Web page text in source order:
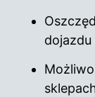
dojazdu